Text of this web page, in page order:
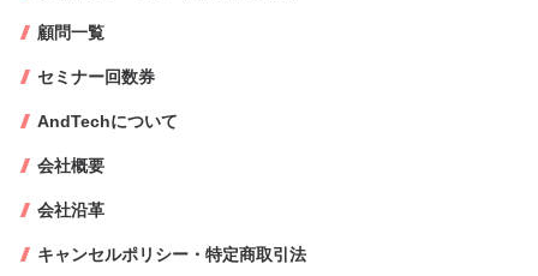
顧問一覧
セミナー回数券
AndTechについて
会社概要
会社沿革
キャンセルポリシー・特定商取引法